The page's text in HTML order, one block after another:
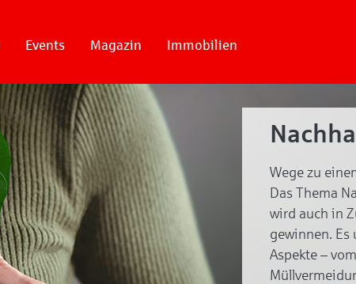
Events Magazin Immobilien
Wege zu
Das Thema
wird auch in
gewinnen.
Aspekte –